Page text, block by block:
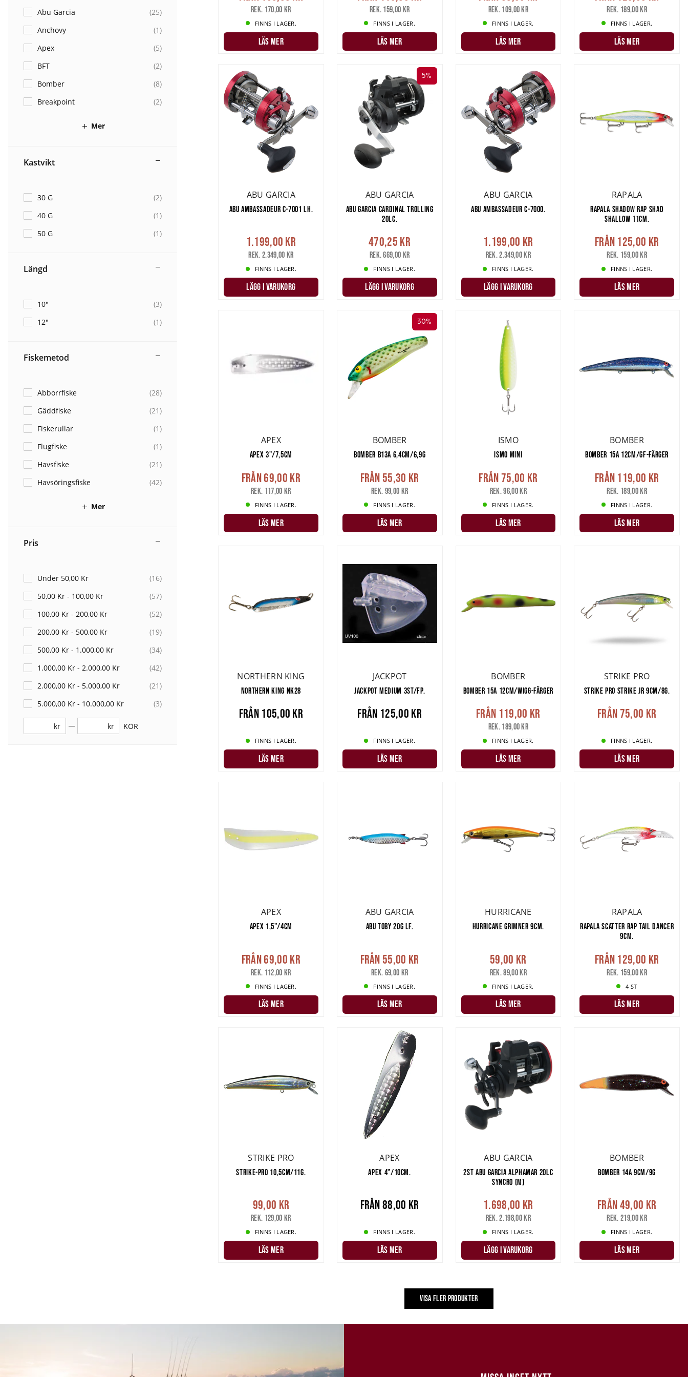
Vill du fiska från båt är dettrollingsom gäller för det allra mesta.På de kallare månaderna är det
möjligt att spinnfiska efter lax i vättern nära land då de går in närmare land under de månaderna.
väldigt stora laxar upp till 20kg och ännu större.
Trollingspöntill laxfiskebehöver inte vara särskilt komplicerat. Ska du fiska i insjö är ett runt7fot
perfekt kombinerat med en rulle gärna med räkneverk som enAbu Alphamer 20LC
som
rymmer ca 250m 0,40mm lina. Fiskar du i Östersjön är ettgrövre spöatt föredra som ett 8-9fot spö
predatorfiskeatt föredra då fiskarna därute är mycket större och starkare.
Till trolling finns det många bra beten
och sätt att fiska. Du kan använda fryst löja som sitter i en
, Wobbler bakom sidoparavaner eller pulkor och skeddrag bakom båten går att använda på
är grymma konstgjorda beten. Sedan finns löjskallar som
Jackpotoch Anchovy som är riktiga klassiker
Har du mer funderingar och frågor spana in kategoriernaLaxtrollingoch
eller hör av
dig till vår kundservice!
Abu Garcia (25)
Anchovy
(1)
Apex
(5)
BFT
(2)
Bomber
(8)
Breakpoint
(2)
Mer
Kastvikt
30 G (2)
40 G
(1)
50 G
(1)
Längd
10" (3)
12"
(1)
Fiskemetod
Abborrfiske (28)
Gäddfiske
(21)
Fiskerullar
(1)
Flugfiske
(1)
Havsfiske
(21)
Havsöringsfiske
(42)
Mer
Pris
Under 50,00 Kr (16)
50,00 Kr - 100,00 Kr
(57)
100,00 Kr - 200,00 Kr
(52)
200,00 Kr - 500,00 Kr
(19)
500,00 Kr - 1.000,00 Kr
(34)
1.000,00 Kr - 2.000,00 Kr
(42)
2.000,00 Kr - 5.000,00 Kr
(21)
5.000,00 Kr - 10.000,00 Kr
(3)
kr kr KÖR
Rek. 170,00 kr
FINNS I LAGER.
LÄS MER
Rek. 159,00 kr
FINNS I LAGER.
LÄS MER
Rek. 109,00 kr
FINNS I LAGER.
LÄS MER
Rek. 189,00 kr
FINNS I LAGER.
LÄS MER
ABU GARCIA
ABU AMBASSADEUR C-7001 LH.
1.199,00 kr
Rek. 2.349,00 kr
FINNS I LAGER.
LÄGG I VARUKORG
ABU GARCIA
ABU GARCIA CARDINAL TROLLING
20LC.
470,25 kr
Rek. 669,00 kr
FINNS I LAGER.
5%
LÄGG I VARUKORG
ABU GARCIA
ABU AMBASSADEUR C-7000.
1.199,00 kr
Rek. 2.349,00 kr
FINNS I LAGER.
LÄGG I VARUKORG
RAPALA
RAPALA SHADOW RAP SHAD
SHALLOW 11CM.
Från 125,00 kr
Rek. 159,00 kr
FINNS I LAGER.
LÄS MER
APEX
APEX 3"/7,5CM
Från69,00 kr
Rek. 117,00 kr
FINNS I LAGER.
LÄS MER
BOMBER
BOMBER B13A 6,4CM/6,9G
Från 55,30 kr
Rek. 99,00 kr
FINNS I LAGER.
30%
LÄS MER
ISMO
ISMO MINI
Från75,00 kr
Rek. 96,00 kr
FINNS I LAGER.
LÄS MER
BOMBER
BOMBER 15A 12CM/GF-FÄRGER
Från 119,00 kr
Rek. 189,00 kr
FINNS I LAGER.
LÄS MER
NORTHERN KING
NORTHERN KING NK28
Från 105,00 kr
FINNS I LAGER.
LÄS MER
JACKPOT
JACKPOT MEDIUM 3ST/FP.
Från 125,00 kr
FINNS I LAGER.
LÄS MER
BOMBER
BOMBER 15A 12CM/WIGG-FÄRGER
Från 119,00 kr
Rek. 189,00 kr
FINNS I LAGER.
LÄS MER
STRIKE PRO
STRIKE PRO STRIKE JR 9CM/8G.
Från75,00 kr
FINNS I LAGER.
LÄS MER
APEX
APEX 1,5"/4CM
Från69,00 kr
Rek. 112,00 kr
FINNS I LAGER.
LÄS MER
ABU GARCIA
ABU TOBY 20G LF.
Från 55,00 kr
Rek. 69,00 kr
FINNS I LAGER.
LÄS MER
HURRICANE
HURRICANE GRIMNER 9CM.
59,00 kr
Rek. 89,00 kr
FINNS I LAGER.
LÄS MER
RAPALA
RAPALA SCATTER RAP TAIL DANCER
9CM.
Från 129,00 kr
Rek. 159,00 kr
4 ST
LÄS MER
STRIKE PRO
STRIKE-PRO 10,5CM/11G.
99,00 kr
Rek. 129,00 kr
FINNS I LAGER.
LÄS MER
APEX
APEX 4"/10CM.
Från88,00 kr
FINNS I LAGER.
LÄS MER
ABU GARCIA
2ST ABU GARCIA ALPHAMAR 20LC
SYNCRO (M)
1.698,00 kr
Rek. 2.198,00 kr
FINNS I LAGER.
LÄGG I VARUKORG
BOMBER
BOMBER 14A 9CM/9G
Från49,00 kr
Rek. 219,00 kr
FINNS I LAGER.
LÄS MER
VISA FLER PRODUKTER